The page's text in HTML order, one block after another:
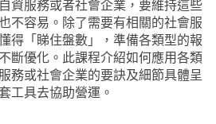
資服務或者社會企業，要維持這些
不容易。除了需要有相關的社會服
得「睇住盤數」，準備各類型的報
斷優化。此課程介紹如何應用各類
務或社會企業的要訣及細節具體呈
工具去協助營運。